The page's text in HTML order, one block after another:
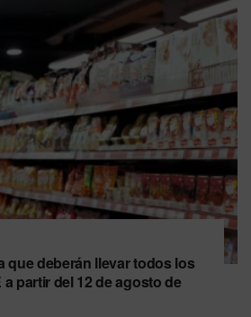
que deberán llevar todos los
partir del 12 de agosto de